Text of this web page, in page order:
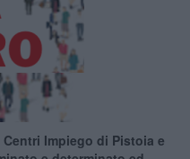
Impiego di Pistoia e